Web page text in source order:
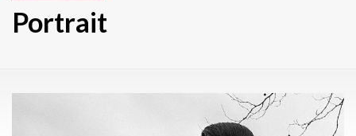
Portrait